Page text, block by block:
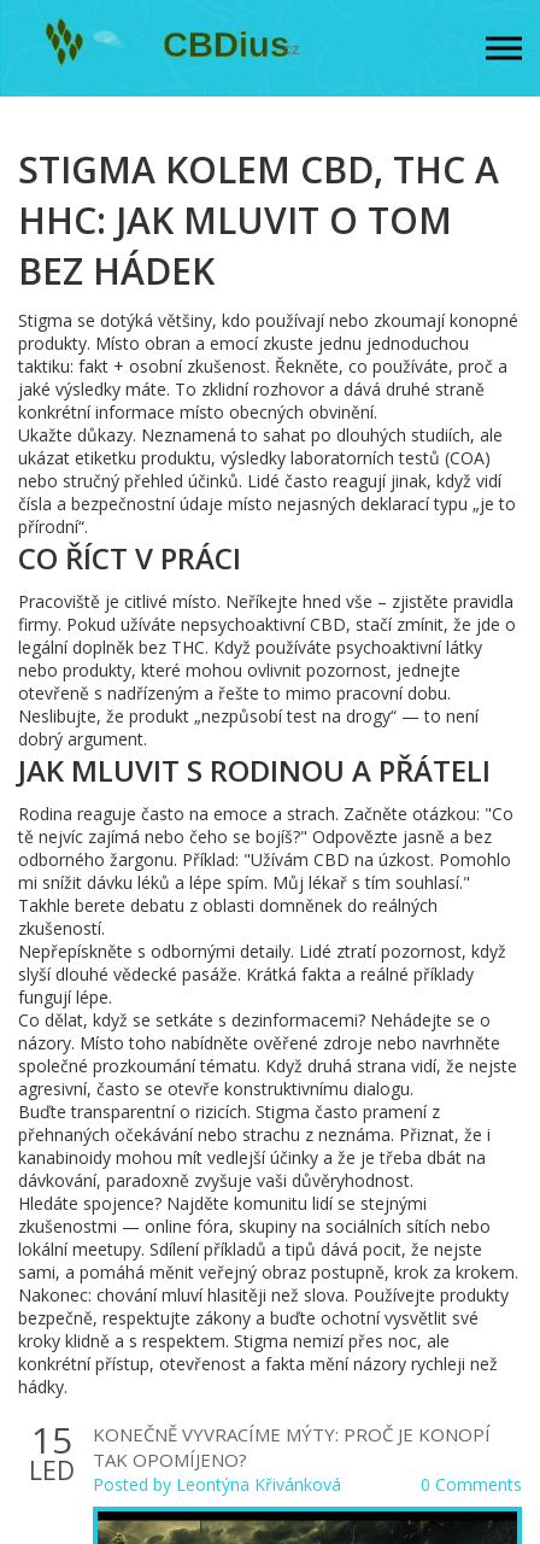
STIGMA KOLEM CBD, THC A
HHC: JAK MLUVIT O TOM
BEZ HÁDEK
Stigma se dotýká většiny, kdo používají nebo zkoumají konopné
produkty. Místo obran a emocí zkuste jednu jednoduchou
taktiku: fakt + osobní zkušenost. Řekněte, co používáte, proč a
jaké výsledky máte. To zklidní rozhovor a dává druhé straně
konkrétní informace místo obecných obvinění.
Ukažte důkazy. Neznamená to sahat po dlouhých studiích, ale
ukázat etiketku produktu, výsledky laboratorních testů (COA)
nebo stručný přehled účinků. Lidé často reagují jinak, když vidí
čísla a bezpečnostní údaje místo nejasných deklarací typu „je to
přírodní“.
CO ŘÍCT V PRÁCI
Pracoviště je citlivé místo. Neříkejte hned vše – zjistěte pravidla
firmy. Pokud užíváte nepsychoaktivní CBD, stačí zmínit, že jde o
legální doplněk bez THC. Když používáte psychoaktivní látky
nebo produkty, které mohou ovlivnit pozornost, jednejte
otevřeně s nadřízeným a řešte to mimo pracovní dobu.
Neslibujte, že produkt „nezpůsobí test na drogy“ — to není
dobrý argument.
JAK MLUVIT S RODINOU A PŘÁTELI
Rodina reaguje často na emoce a strach. Začněte otázkou: "Co
tě nejvíc zajímá nebo čeho se bojíš?" Odpovězte jasně a bez
odborného žargonu. Příklad: "Užívám CBD na úzkost. Pomohlo
mi snížit dávku léků a lépe spím. Můj lékař s tím souhlasí."
Takhle berete debatu z oblasti domněnek do reálných
zkušeností.
Nepřepískněte s odbornými detaily. Lidé ztratí pozornost, když
slyší dlouhé vědecké pasáže. Krátká fakta a reálné příklady
fungují lépe.
Co dělat, když se setkáte s dezinformacemi? Nehádejte se o
názory. Místo toho nabídněte ověřené zdroje nebo navrhněte
společné prozkoumání tématu. Když druhá strana vidí, že nejste
agresivní, často se otevře konstruktivnímu dialogu.
Buďte transparentní o rizicích. Stigma často pramení z
přehnaných očekávání nebo strachu z neznáma. Přiznat, že i
kanabinoidy mohou mít vedlejší účinky a že je třeba dbát na
dávkování, paradoxně zvyšuje vaši důvěryhodnost.
Hledáte spojence? Najděte komunitu lidí se stejnými
zkušenostmi — online fóra, skupiny na sociálních sítích nebo
lokální meetupy. Sdílení příkladů a tipů dává pocit, že nejste
sami, a pomáhá měnit veřejný obraz postupně, krok za krokem.
Nakonec: chování mluví hlasitěji než slova. Používejte produkty
bezpečně, respektujte zákony a buďte ochotní vysvětlit své
kroky klidně a s respektem. Stigma nemizí přes noc, ale
konkrétní přístup, otevřenost a fakta mění názory rychleji než
hádky.
15
LED
KONEČNĚ VYVRACÍME MÝTY: PROČ JE KONOPÍ
TAK OPOMÍJENO?
Posted by Leontýna Křivánková 0 Comments